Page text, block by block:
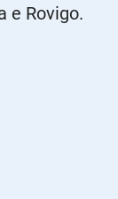
e Rovigo.